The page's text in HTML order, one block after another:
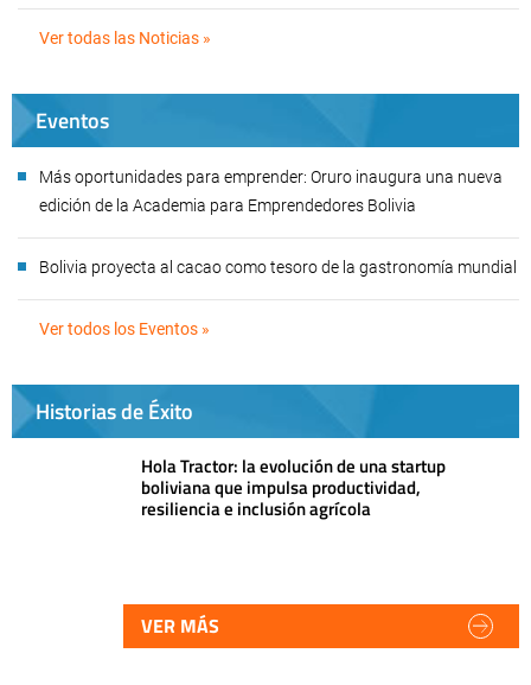
Ver todas las Noticias »
Eventos
Más oportunidades para emprender: Oruro inaugura una nueva
edición de la Academia para Emprendedores Bolivia
Bolivia proyecta al cacao como tesoro de la gastronomía mundial
Ver todos los Eventos »
Historias de Éxito
Hola Tractor: la evolución de una startup
boliviana que impulsa productividad,
resiliencia e inclusión agrícola
VER MÁS